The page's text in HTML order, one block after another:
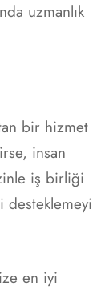
uzmanlık
bir hizmet
insan
iş birliği
desteklemeyi
en iyi